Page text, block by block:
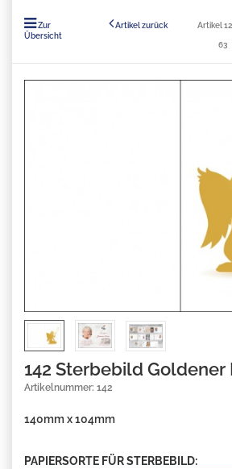
Zur
Übersicht
Artikel zurück Artikel
63
142 Sterbebild Goldener
Artikelnummer: 142
140mm x 104mm
PAPIERSORTE FÜR STERBEBILD: